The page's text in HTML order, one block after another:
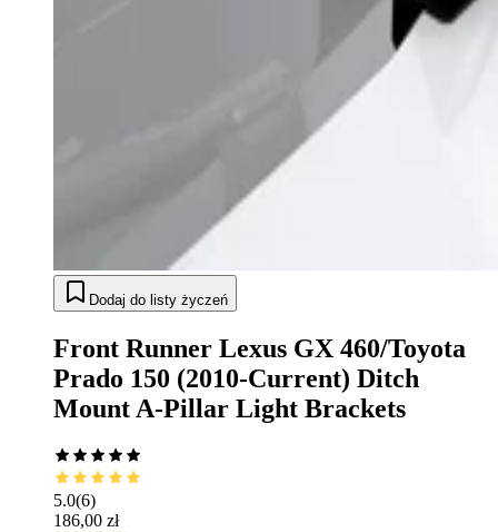
Dodaj do listy życzeń
Front Runner Lexus GX 460/Toyota
Prado 150 (2010-Current) Ditch
Mount A-Pillar Light Brackets
5.0(6)
186,00 zł